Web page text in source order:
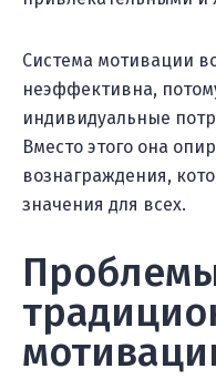
Система мотивации
неэффективна,
индивидуальные
Вместо этого она
вознаграждения,
значения для всех.